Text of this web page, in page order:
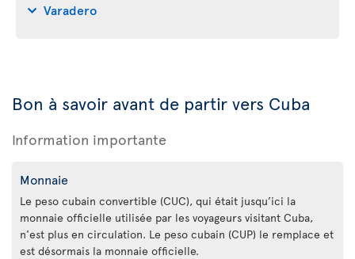
Varadero
Bon à savoir avant de partir vers Cuba
Information importante
Monnaie
Le peso cubain convertible (CUC), qui était jusqu’ici la
monnaie officielle utilisée par les voyageurs visitant Cuba,
n'est plus en circulation. Le peso cubain (CUP) le remplace et
est désormais la monnaie officielle.